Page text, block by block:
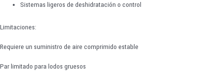
Sistemas ligeros de deshidratación o control
Limitaciones:
Requiere un suministro de aire comprimido estable
Par limitado para lodos gruesos